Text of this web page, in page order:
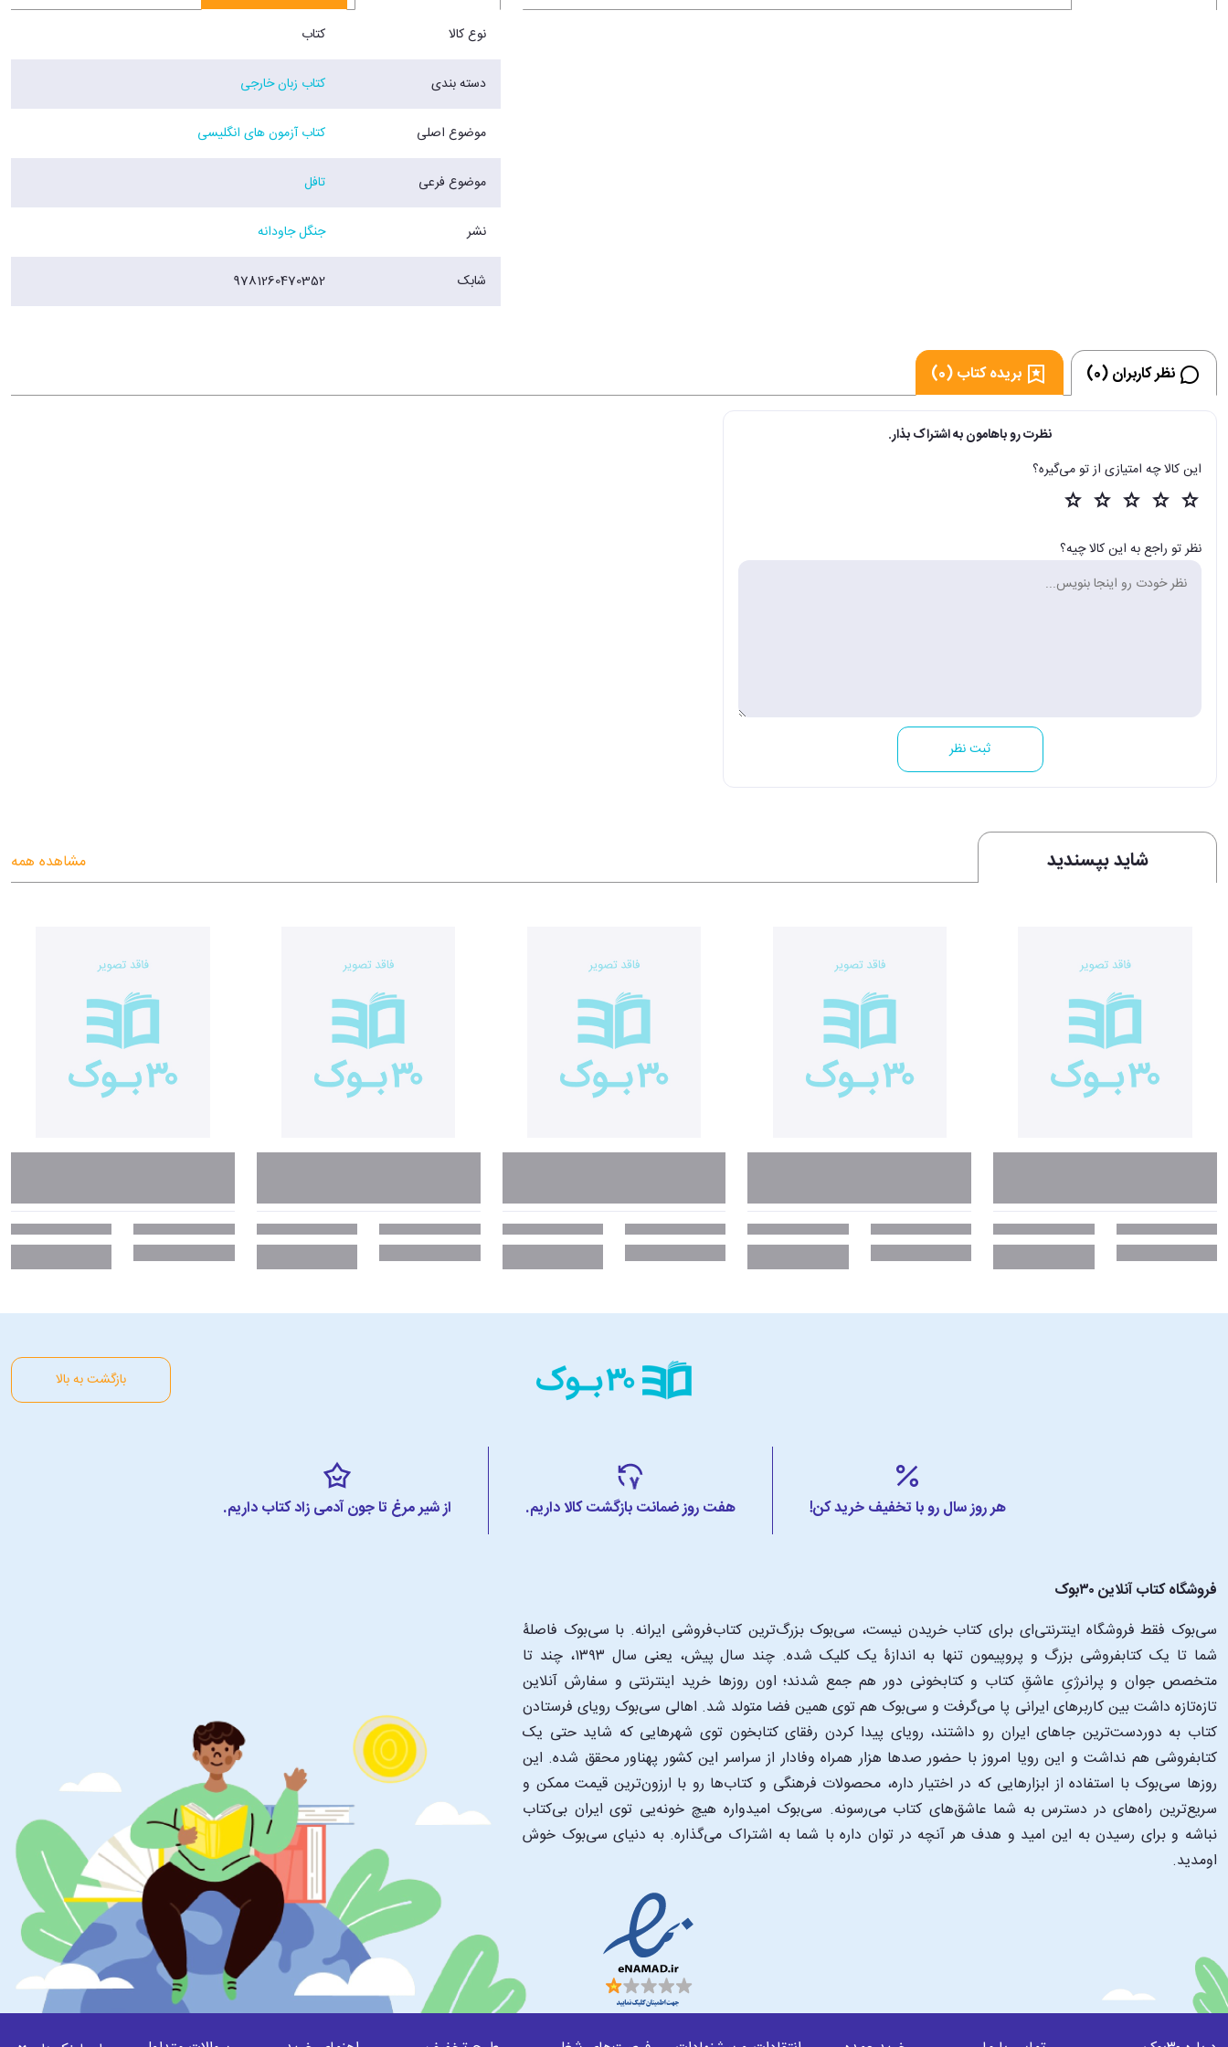
نوع کالا کتاب
دسته بندی کتاب زبان خارجی
موضوع اصلی کتاب آزمون های انگلیسی
موضوع فرعی تافل
نشر جنگل جاودانه
شابک 9781260470352
نظر کاربران (0) بریده کتاب (0)
نظرت رو باهامون به اشتراک بذار.
این کالا چه امتیازی از تو می‌گیره؟
نظر تو راجع به این کالا چیه؟
ثبت نظر
شاید بپسندید مشاهده همه
بازگشت به بالا
هر روز سال رو با تخفیف خرید کن! هفت روز ضمانت بازگشت کالا داریم. از شیر مرغ تا جون آدمی زاد کتاب داریم.
فروشگاه کتاب آنلاین ۳۰بوک
سی‌بوک فقط فروشگاه اینترنتی‌ای برای کتاب خریدن نیست، سی‌بوک بزرگ‌ترین کتاب‌فروشی ایرانه. با سی‌بوک فاصلۀ
شما تا یک کتابفروشی بزرگ و پروپیمون تنها به اندازۀ یک کلیک شده. چند سال پیش، یعنی سال ۱۳۹۳، چند تا
متخصص جوان و پرانرژیِ عاشقِ کتاب و کتابخونی دور هم جمع شدند؛ اون‌ روزها خرید اینترنتی و سفارش آنلاین
تازه‌تازه داشت بین کاربرهای ایرانی پا می‌گرفت و سی‌بوک هم توی همین فضا متولد شد. اهالی سی‌بوک رویای فرستادن
کتاب به دوردست‌ترین جاهای ایران رو داشتند، رویای پیدا کردن رفقای کتابخون توی شهرهایی که شاید حتی یک
کتابفروشی هم نداشت و این رویا امروز با حضور صدها هزار همراه وفادار از سراسر این کشور پهناور محقق شده. این
‌روزها سی‌بوک با استفاده از ابزارهایی که در اختیار داره، محصولات فرهنگی و کتاب‌ها رو با ارزون‌ترین قیمت ممکن و
سریع‌ترین راه‌های در دسترس به شما عاشق‌های کتاب می‌رسونه. سی‌بوک امیدواره هیچ خونه‌یی توی ایران بی‌کتاب
نباشه و برای رسیدن به این امید و هدف هر آنچه در توان داره با شما به اشتراک می‌گذاره. به دنیای سی‌بوک خوش
اومدید.